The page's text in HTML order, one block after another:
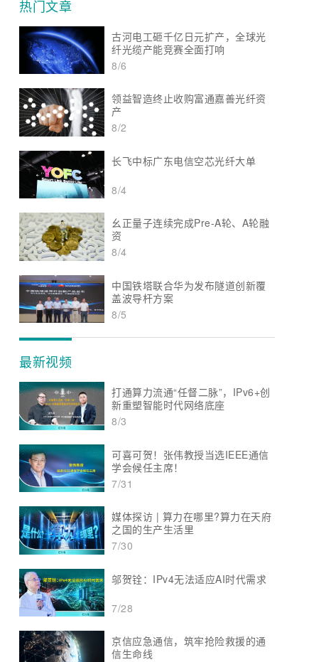
热门文章
古河电工砸千亿日元扩产，全球光
纤光缆产能竞赛全面打响
8/6
领益智造终止收购富通嘉善光纤资
产
8/2
长飞中标广东电信空芯光纤大单
8/4
幺正量子连续完成Pre-A轮、A轮融
资
8/4
中国铁塔联合华为发布隧道创新覆
盖波导杆方案
8/5
最新视频
打通算力流通“任督二脉”，IPv6+创
新重塑智能时代网络底座
8/3
可喜可贺！张伟教授当选IEEE通信
学会候任主席！
7/31
媒体探访 | 算力在哪里?算力在天府
之国的生产生活里
7/30
邬贺铨：IPv4无法适应AI时代需求
7/28
京信应急通信，筑牢抢险救援的通
信生命线